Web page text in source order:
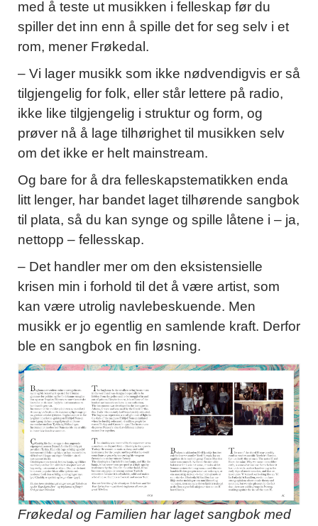
med å teste ut musikken i felleskap før du
spiller det inn enn å spille det for seg selv i et
rom, mener Frøkedal.
– Vi lager musikk som ikke nødvendigvis er så
tilgjengelig for folk, eller står lettere på radio,
ikke like tilgjengelig i struktur og form, og
prøver nå å lage tilhørighet til musikken selv
om det ikke er helt mainstream.
Og bare for å dra felleskapstematikken enda
litt lenger, har bandet laget tilhørende sangbok
til plata, så du kan synge og spille låtene i – ja,
nettopp – fellesskap.
– Det handler mer om den eksistensielle
krisen min i forhold til det å være artist, som
kan være utrolig navlebeskuende. Men
musikk er jo egentlig en samlende kraft. Derfor
ble en sangbok en fin løsning.
Frøkedal og Familien har laget sangbok med